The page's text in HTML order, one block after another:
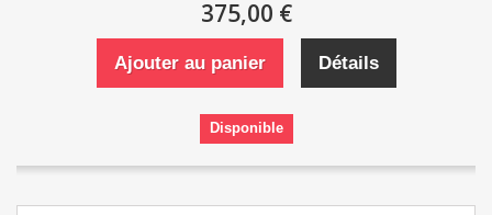
375,00 €
Ajouter au panier Détails
Disponible